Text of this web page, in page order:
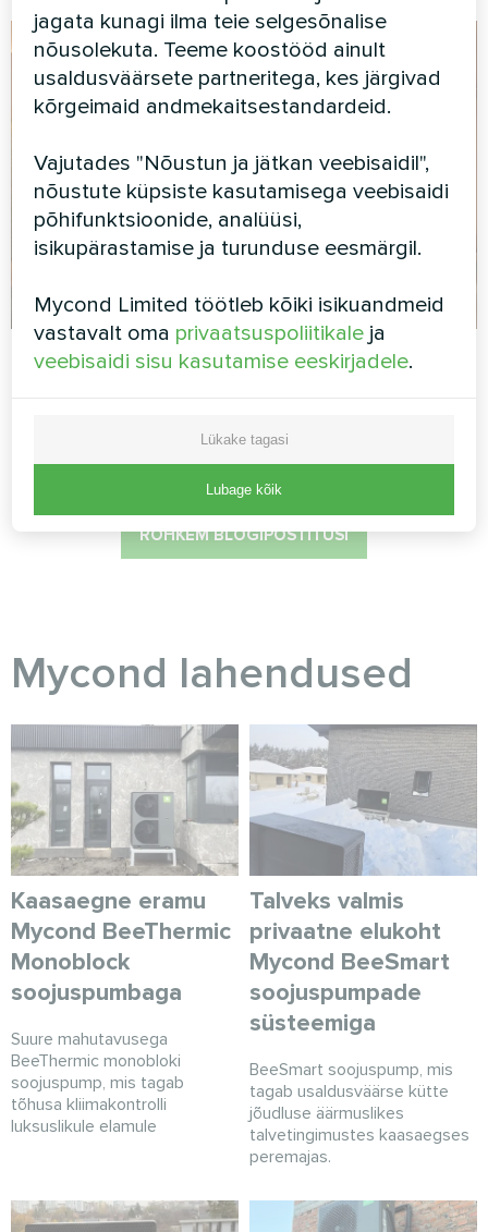
Mycond 02.12.2025 Kuivatamine ja niisutamine
kõrgus ja töörežiim
ROHKEM BLOGIPOSTITUSI
Myсond lahendused
Kaasaegne eramu
Mycond BeeThermic
Monoblock
soojuspumbaga
Suure mahutavusega
BeeThermic monobloki
soojuspump, mis tagab
tõhusa kliimakontrolli
luksuslikule elamule
Talveks valmis
privaatne elukoht
Mycond BeeSmart
soojuspumpade
süsteemiga
BeeSmart soojuspump, mis
tagab usaldusväärse kütte
jõudluse äärmuslikes
talvetingimustes kaasaegses
peremajas.
jagata kunagi ilma teie selgesõnalise
nõusolekuta. Teeme koostööd ainult
usaldusväärsete partneritega, kes järgivad
kõrgeimaid andmekaitsestandardeid.
Vajutades "Nõustun ja jätkan veebisaidil",
nõustute küpsiste kasutamisega veebisaidi
põhifunktsioonide, analüüsi,
isikupärastamise ja turunduse eesmärgil.
Mycond Limited töötleb kõiki isikuandmeid
vastavalt oma privaatsuspoliitikale ja
veebisaidi sisu kasutamise eeskirjadele.
Lükake tagasi
Lubage kõik